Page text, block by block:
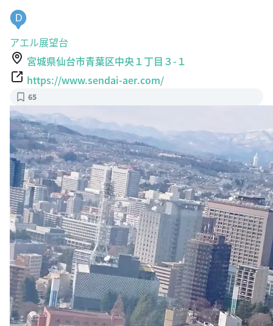
D
アエル展望台
宮城県仙台市青葉区中央１丁目３-１
https://www.sendai-aer.com/
65